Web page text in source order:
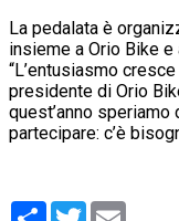
La pedalata è
insieme a Orio Bike
“L’entusiasmo
presidente di Orio
quest’anno
partecipare: c’è
Condividi
Twitter